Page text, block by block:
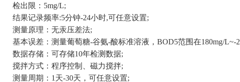
检出限：5mg/L;
结果记录频率:5分钟-24小时,可任意设置;
测量原理：无汞压差法;
基本误差：测量葡萄糖-谷氨-酸标准溶液，BOD5范围在180mg/L~-
数据存储：可存储10年检测数据;
搅拌方式：程序控制、磁力搅拌;
测量周期：1天-30天，可任意设置;